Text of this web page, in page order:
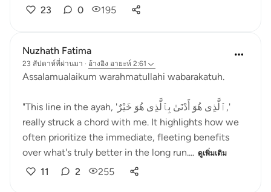
23 0 195
Nuzhath Fatima
23 สัปดาห์ที่ผ่านมา · อ้างอิง อายะห์ 2:61
Assalamualaikum warahmatullahi wabarakatuh.
"This line in the ayah, 'ٱلَّذِى هُوَ أَدْنَىٰ بِٱلَّذِى هُوَ خَيْرٌ,'
really struck a chord with me. It highlights how we
often prioritize the immediate, fleeting benefits
over what's truly better in the long run.... ดูเพิ่มเติม
11 2 255